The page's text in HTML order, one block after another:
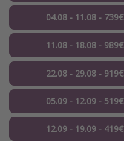
04.08 - 11.08 - 739€
11.08 - 18.08 - 989€
22.08 - 29.08 - 919€
05.09 - 12.09 - 519€
12.09 - 19.09 - 419€